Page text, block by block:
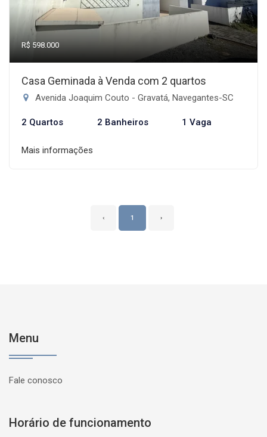
R$ 598.000
Casa Geminada à Venda com 2 quartos
Avenida Joaquim Couto - Gravatá, Navegantes-SC
2 Quartos 2 Banheiros 1 Vaga
Mais informações
‹ 1 ›
Menu
Fale conosco
Horário de funcionamento